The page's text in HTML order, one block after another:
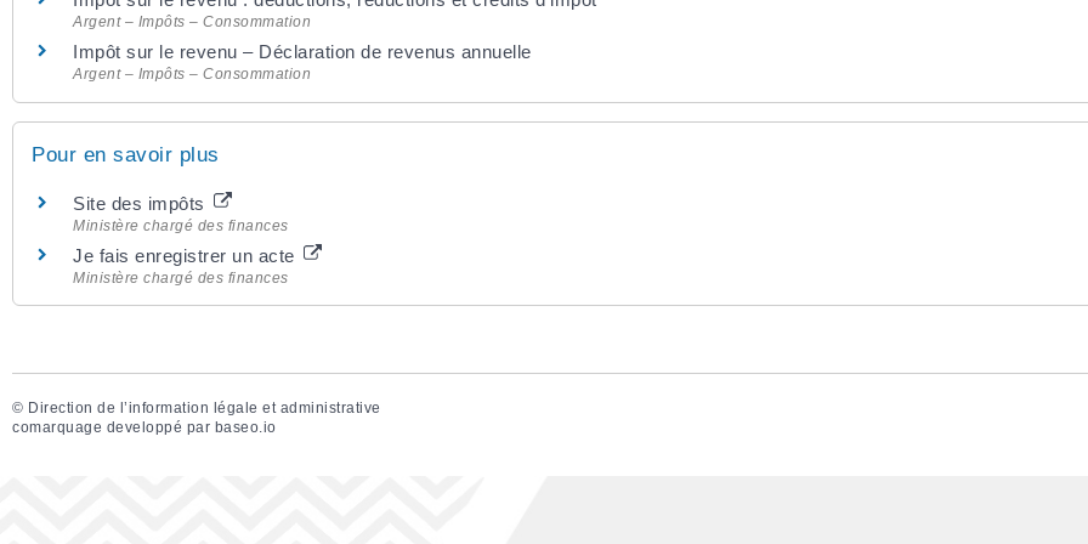
Argent – Impôts – Consommation
Impôt sur le revenu – Déclaration de revenus annuelle
Argent – Impôts – Consommation
Pour en savoir plus
Site des impôts
Ministère chargé des finances
Je fais enregistrer un acte
Ministère chargé des finances
© Direction de l’information légale et administrative
comarquage developpé par baseo.io